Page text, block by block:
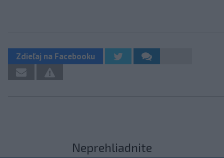
Zdieľaj na Facebooku
Neprehliadnite